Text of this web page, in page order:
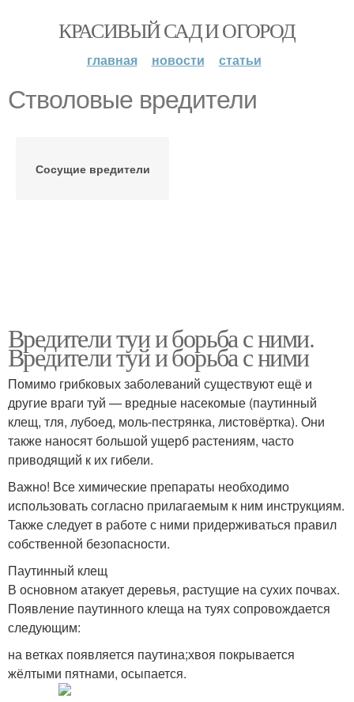
КРАСИВЫЙ САД И ОГОРОД
главная новости статьи
Стволовые вредители
Сосущие вредители
Вредители туи и борьба с ними.
Вредители туй и борьба с ними
Помимо грибковых заболеваний существуют ещё и
другие враги туй — вредные насекомые (паутинный
клещ, тля, лубоед, моль-пестрянка, листовёртка). Они
также наносят большой ущерб растениям, часто
приводящий к их гибели.
Важно! Все химические препараты необходимо
использовать согласно прилагаемым к ним инструкциям.
Также следует в работе с ними придерживаться правил
собственной безопасности.
Паутинный клещ
В основном атакует деревья, растущие на сухих почвах.
Появление паутинного клеща на туях сопровождается
следующим:
на ветках появляется паутина;хвоя покрывается
жёлтыми пятнами, осыпается.